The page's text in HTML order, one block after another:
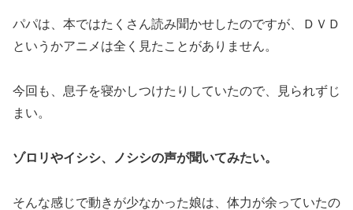
パパは、本ではたくさん読み聞かせしたのですが、ＤＶＤ
というかアニメは全く見たことがありません。
今回も、息子を寝かしつけたりしていたので、見られずじ
まい。
ゾロリやイシシ、ノシシの声が聞いてみたい。
そんな感じで動きが少なかった娘は、体力が余っていたの